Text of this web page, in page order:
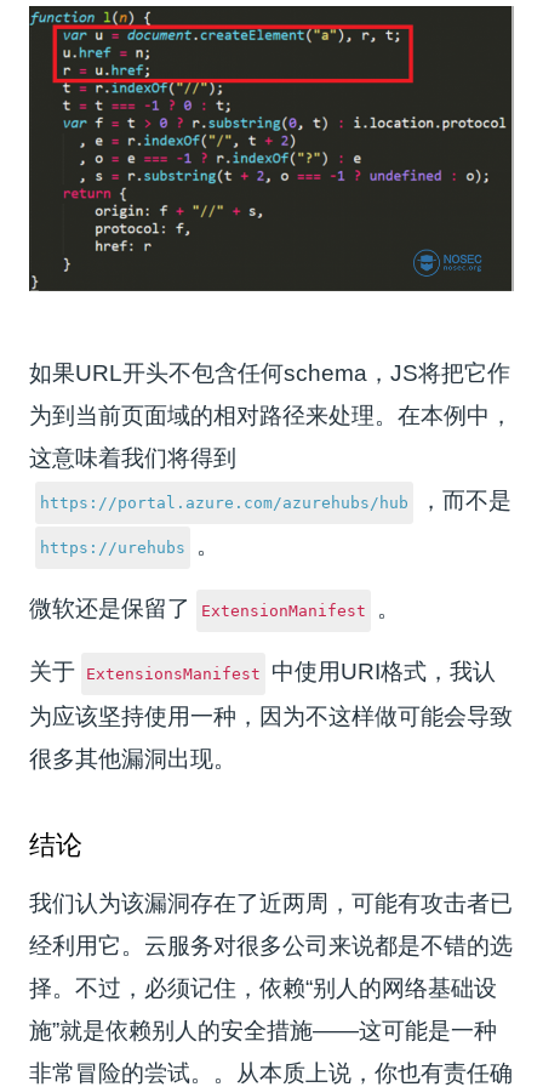
如果URL开头不包含任何schema，JS将把它作
为到当前页面域的相对路径来处理。在本例中，
这意味着我们将得到
https://portal.azure.com/azurehubs/hub ，而不是
https://urehubs 。
微软还是保留了 ExtensionManifest 。
关于 ExtensionsManifest
中使用URI格式，我认
为应该坚持使用一种，因为不这样做可能会导致
很多其他漏洞出现。
结论
我们认为该漏洞存在了近两周，可能有攻击者已
经利用它。云服务对很多公司来说都是不错的选
择。不过，必须记住，依赖“别人的网络基础设
施”就是依赖别人的安全措施——这可能是一种
非常冒险的尝试。。从本质上说，你也有责任确